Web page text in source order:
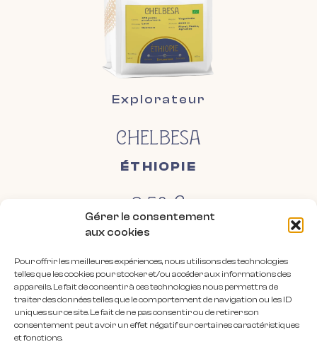
Gérer le consentement
aux cookies
Pour offrir les meilleures expériences, nous utilisons des technologies
telles que les cookies pour stocker et/ou accéder aux informations des
appareils. Le fait de consentir à ces technologies nous permettra de
traiter des données telles que le comportement de navigation ou les ID
uniques sur ce site. Le fait de ne pas consentir ou de retirer son
consentement peut avoir un effet négatif sur certaines caractéristiques
et fonctions.
Explorateur
CHELBESA
ÉTHIOPIE
9,50 €